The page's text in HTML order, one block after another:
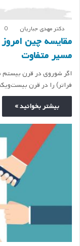
دکتر مهدی جباریان 0
مقایسه چین
مسیر متفاوت
اگر شوروی در قرن بیستم
فراتر) را در قرن
بیشتر بخوانید »